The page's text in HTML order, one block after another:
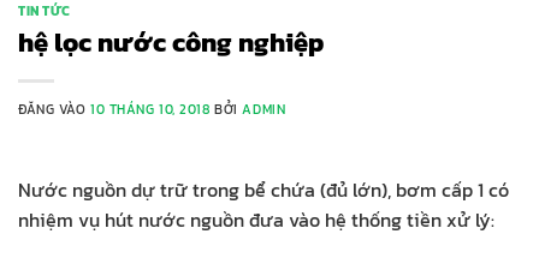
TIN TỨC
hệ lọc nước công nghiệp
ĐĂNG VÀO10 THÁNG 10, 2018 BỞIADMIN
Nước nguồn dự trữ trong bể chứa (đủ lớn), bơm cấp 1 có
nhiệm vụ hút nước nguồn đưa vào hệ thống tiền xử lý: